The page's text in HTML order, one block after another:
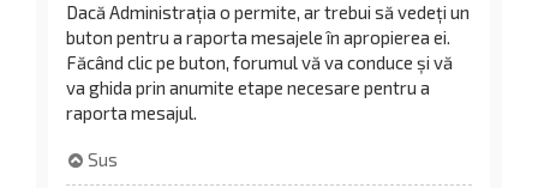
Dacă Administrația o permite, ar trebui să vedeți un
buton pentru a raporta mesajele în apropierea ei.
Făcând clic pe buton, forumul vă va conduce și vă
va ghida prin anumite etape necesare pentru a
raporta mesajul.
Sus